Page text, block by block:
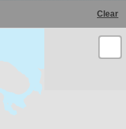
Clear